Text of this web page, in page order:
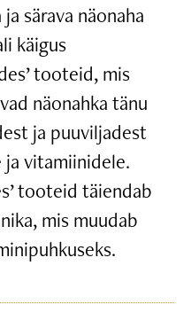
särava näonaha
käigus
tooteid, mis
näonahka tänu
ja puuviljadest
ja vitamiinidele.
tooteid täiendab
mis muudab